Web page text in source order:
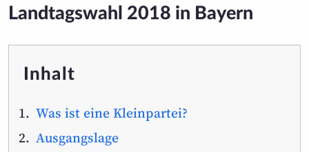
Landtagswahl 2018 in Bayern
Inhalt
Was ist eine Kleinpartei?
Ausgangslage